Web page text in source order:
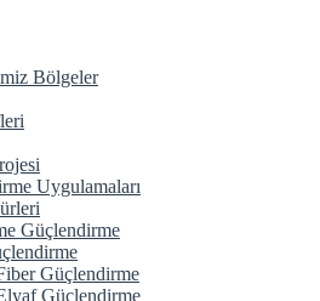
Bölgeler
Uygulamaları
Güçlendirme
Güçlendirme
Güçlendirme